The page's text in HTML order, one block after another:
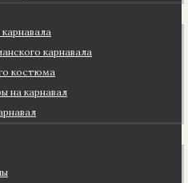
карнавала
костюма
на карнавал